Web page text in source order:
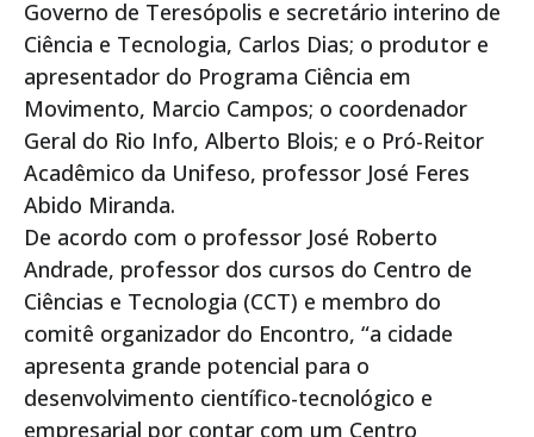
Governo de Teresópolis e secretário interino de
Ciência e Tecnologia, Carlos Dias; o produtor e
apresentador do Programa Ciência em
Movimento, Marcio Campos; o coordenador
Geral do Rio Info, Alberto Blois; e o Pró-Reitor
Acadêmico da Unifeso, professor José Feres
Abido Miranda.
De acordo com o professor José Roberto
Andrade, professor dos cursos do Centro de
Ciências e Tecnologia (CCT) e membro do
comitê organizador do Encontro, “a cidade
apresenta grande potencial para o
desenvolvimento científico-tecnológico e
empresarial por contar com um Centro